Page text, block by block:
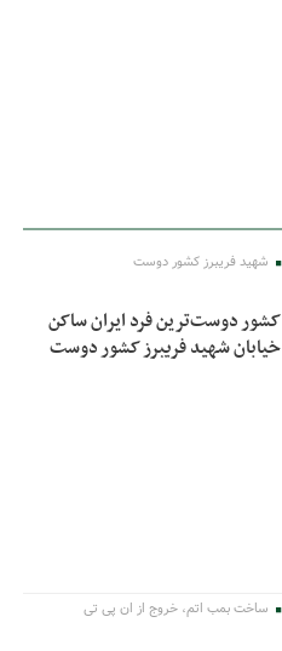
شهید فریبرز کشور دوست
کشور دوست‌ترین فرد ایران ساکن
خیابان شهید فریبرز کشور دوست
ساخت بمب اتم، خروج از ان پی تی